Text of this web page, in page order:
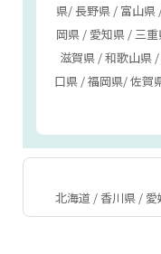
県/ 長野県 / 富山
岡県 / 愛知県 / 三
滋賀県 / 和歌山県
口県 / 福岡県/ 佐賀
北海道 / 香川県 /